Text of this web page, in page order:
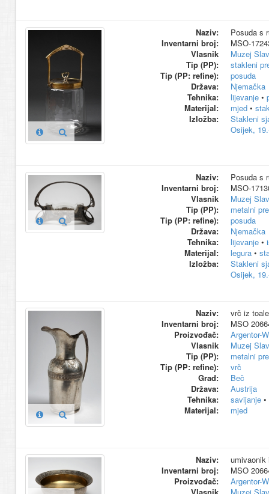
Naziv:
Posuda s
Inventarni broj:
MSO-
Vlasnik
Muzej
Tip (PP):
stakleni
Tip (PP: refine):
posuda
Država:
Njemačka
Tehnika:
lijevanje•
Materijal:
mjed•
Izložba:
Stakleni
Osijek,
Naziv:
Posuda s
Inventarni broj:
MSO-
Vlasnik
Muzej
Tip (PP):
metalni
Tip (PP: refine):
posuda
Država:
Njemačka
Tehnika:
lijevanje•
Materijal:
legura•
Izložba:
Stakleni
Osijek,
Naziv:
vrč iz
Inventarni broj:
MSO
Proizvođač:
Argentor-
Vlasnik
Muzej
Tip (PP):
metalni
Tip (PP: refine):
vrč
Grad:
Beč
Država:
Austrija
Tehnika:
savijanje•
Materijal:
mjed
Naziv:
umivaonik
Inventarni broj:
MSO
Proizvođač:
Argentor-
Vlasnik
Muzej